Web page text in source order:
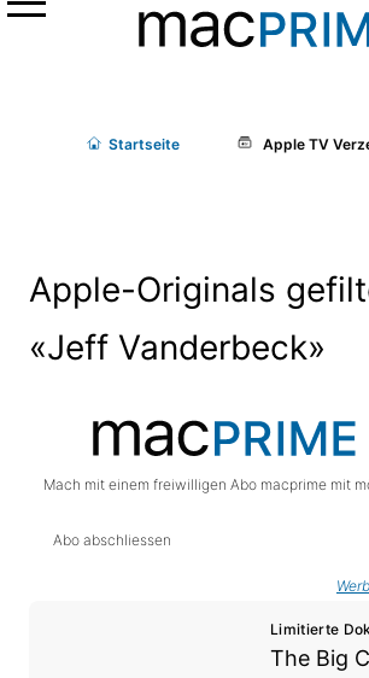
Menü
Startseite Apple TV
Apple-Originals
«Jeff Vanderbeck»
Mach mit einem freiwilligen Abo macprime mit
Abo abschliessen
Limitierte
The Big